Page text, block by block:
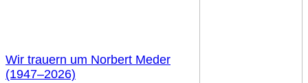
Wir trauern um Norbert Meder
(1947–2026)